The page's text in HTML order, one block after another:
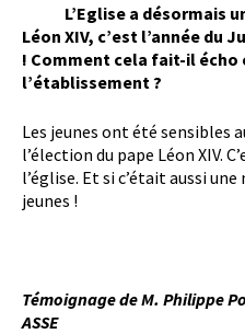
L’Eglise a désormais un
Léon XIV, c’est l’année du
! Comment cela fait-il écho
l’établissement ?
Les jeunes ont été sensibles
l’élection du pape Léon XIV.
l’église. Et si c’était aussi
jeunes !
Témoignage de M. Philippe
ASSE